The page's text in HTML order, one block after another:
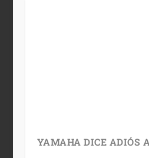
YAMAHA DICE ADIÓS